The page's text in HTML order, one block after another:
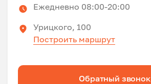
Ежедневно 08:00-20:00
Урицкого, 100
Построить маршрут
Обратный звонок